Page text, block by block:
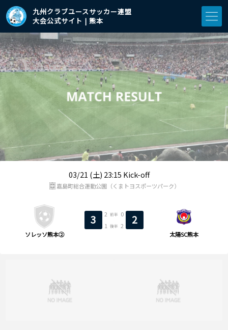
九州クラブユースサッカー連盟
大会公式サイト | 熊本
03/21 (土) 23:15 Kick-off
ソレッソ熊本②
3 2 前半
0
1
後半 2 2
太陽SC熊本
嘉島町総合運動公園（くまトヨスポーツパーク）